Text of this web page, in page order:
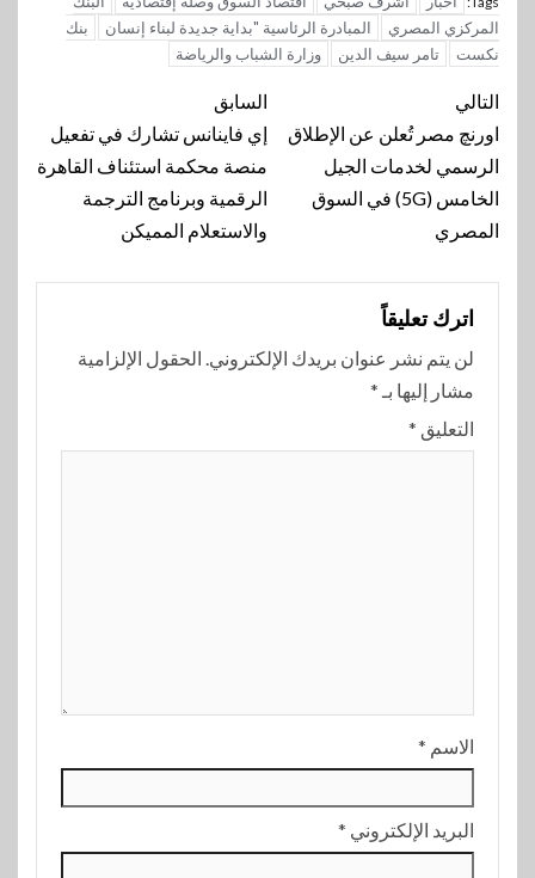
المركزي المصري
المبادرة الرئاسية "بداية جديدة لبناء إنسان
بنك
نكست
تامر سيف الدين وزارة الشباب والرياضة
تنقل
المقالة
السابق
إي فاينانس تشارك في تفعيل
منصة محكمة استئناف القاهرة
الرقمية وبرنامج الترجمة
والاستعلام المميكن
التالي
اورنچ مصر تُعلن عن الإطلاق
الرسمي لخدمات الجيل
الخامس (5G) في السوق
المصري
اترك تعليقاً
لن يتم نشر عنوان بريدك الإلكتروني. الحقول الإلزامية
مشار إليها بـ *
التعليق *
الاسم *
البريد الإلكتروني *